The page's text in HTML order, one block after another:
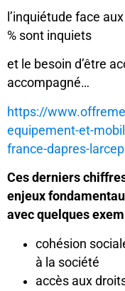
l’inquiétude face
% sont inquiets
et le besoin d’être
accompagné…
https://
equipement-et-
france-dapres-larcep
Ces derniers
enjeux
avec quelques
cohésion
à la société
accès aux